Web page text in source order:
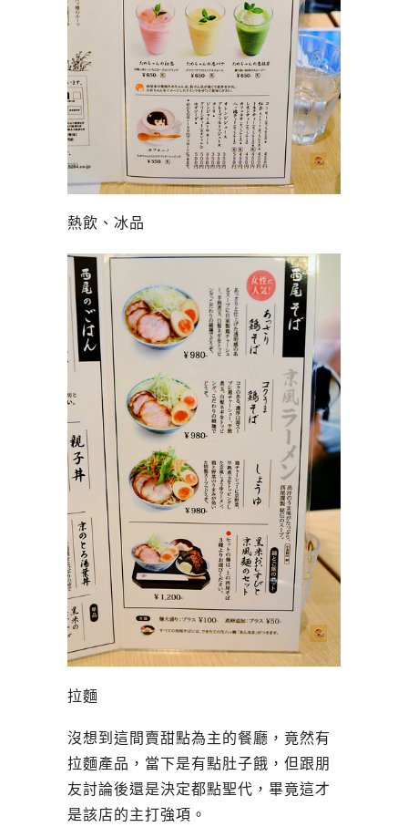
熱飲、冰品
拉麵
沒想到這間賣甜點為主的餐廳，竟然有
拉麵產品，當下是有點肚子餓，但跟朋
友討論後還是決定都點聖代，畢竟這才
是該店的主打強項。